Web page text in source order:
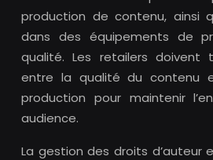
production de contenu, ainsi
dans des équipements de
qualité. Les retailers doivent
entre la qualité du contenu
production pour maintenir
audience.
La gestion des droits d’auteur